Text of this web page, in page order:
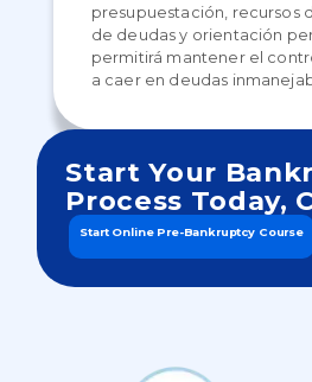
presupuestación, recursos
de deudas y orientación
permitirá mantener el
a caer en deudas
Start Your
Process Today,
Start Online Pre-Bankruptcy Course